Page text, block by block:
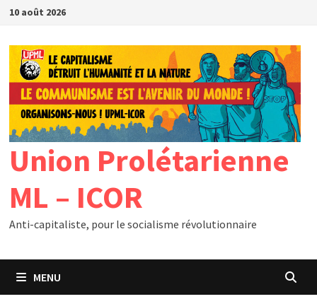
Passer
contenu
10 août 2026
Union Prolétarienne
ML – ICOR
Anti-capitaliste, pour le socialisme révolutionnaire
MENU